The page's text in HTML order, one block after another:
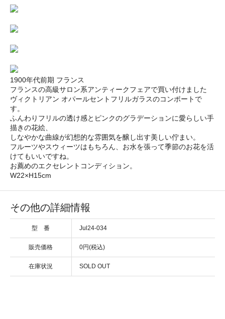
1900年代前期 フランス
フランスの高級サロン系アンティークフェアで買い付けました
ヴィクトリアン オパールセントフリルガラスのコンポートで
す。
ふんわりフリルの透け感とピンクのグラデーションに愛らしい手
描きの花絵、
しなやかな曲線が幻想的な雰囲気を醸し出す美しい佇まい。
フルーツやスウィーツはもちろん、お水を張って季節のお花を活
けてもいいですね。
お薦めのエクセレントコンディション。
W22×H15cm
その他の詳細情報
型 番 Jul24-034
販売価格 0円(税込)
在庫状況 SOLD OUT